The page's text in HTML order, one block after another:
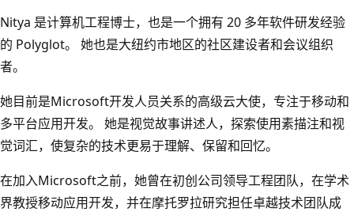
Nitya 是计算机工程博士，也是一个拥有 20 多年软件研发经验
的 Polyglot。 她也是大纽约市地区的社区建设者和会议组织
者。
她目前是Microsoft开发人员关系的高级云大使，专注于移动和
多平台应用开发。 她是视觉故事讲述人，探索使用素描注和视
觉词汇，使复杂的技术更易于理解、保留和回忆。
在加入Microsoft之前，她曾在初创公司领导工程团队，在学术
界教授移动应用开发，并在摩托罗拉研究担任卓越技术团队成